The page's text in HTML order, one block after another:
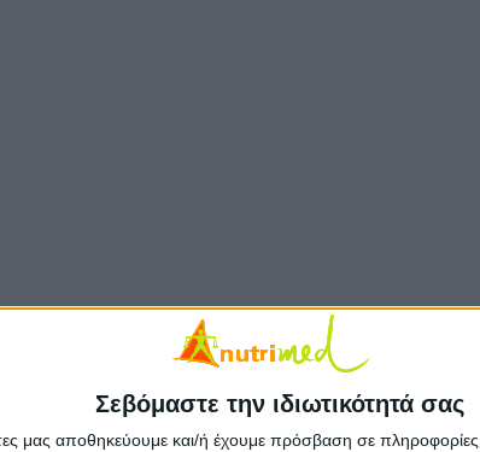
Σεβόμαστε την ιδιωτικότητά σας
μας αποθηκεύουμε και/ή έχουμε πρόσβαση σε